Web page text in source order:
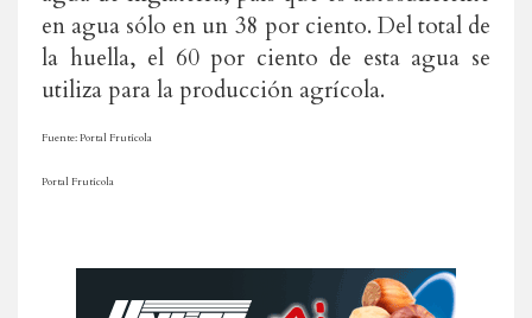
en agua sólo en un 38 por ciento. Del total de
la huella, el 60 por ciento de esta agua se
utiliza para la producción agrícola.
Fuente: Portal Frutícola
Portal Frutícola